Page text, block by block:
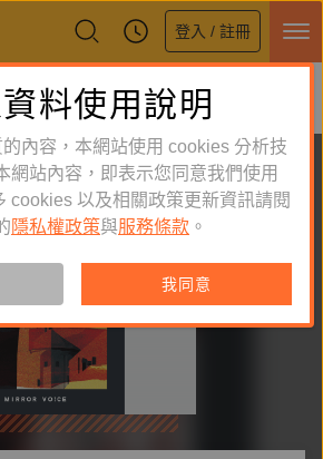
登入 / 註冊
新APP上線
，即刻下載
料使用說明
內容，本網站使用 cookies 分析技
網站內容，即表示您同意我們使用
cookies 以及相關政策更新資訊請閱
隱私權政策與服務條款 。
我同意